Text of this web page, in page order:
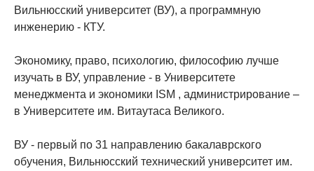
Вильнюсский университет (ВУ), а программную
инженерию - КТУ.
Экономику, право, психологию, философию лучше
изучать в ВУ, управление - в Университете
менеджмента и экономики ISM , администрирование –
в Университете им. Витаутаса Великого.
ВУ - первый по 31 направлению бакалаврского
обучения, Вильнюсский технический университет им.